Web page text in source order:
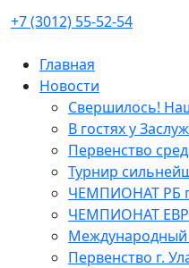
+7 (3012) 55-52-54
Главная
Новости
Свершилось!
В гостях у
Первенство
Турнир
ЧЕМПИОНАТ РБ
ЧЕМПИОНАТ
Международный
Первенство г.